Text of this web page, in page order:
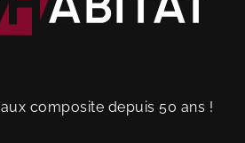
composite depuis 50 ans !